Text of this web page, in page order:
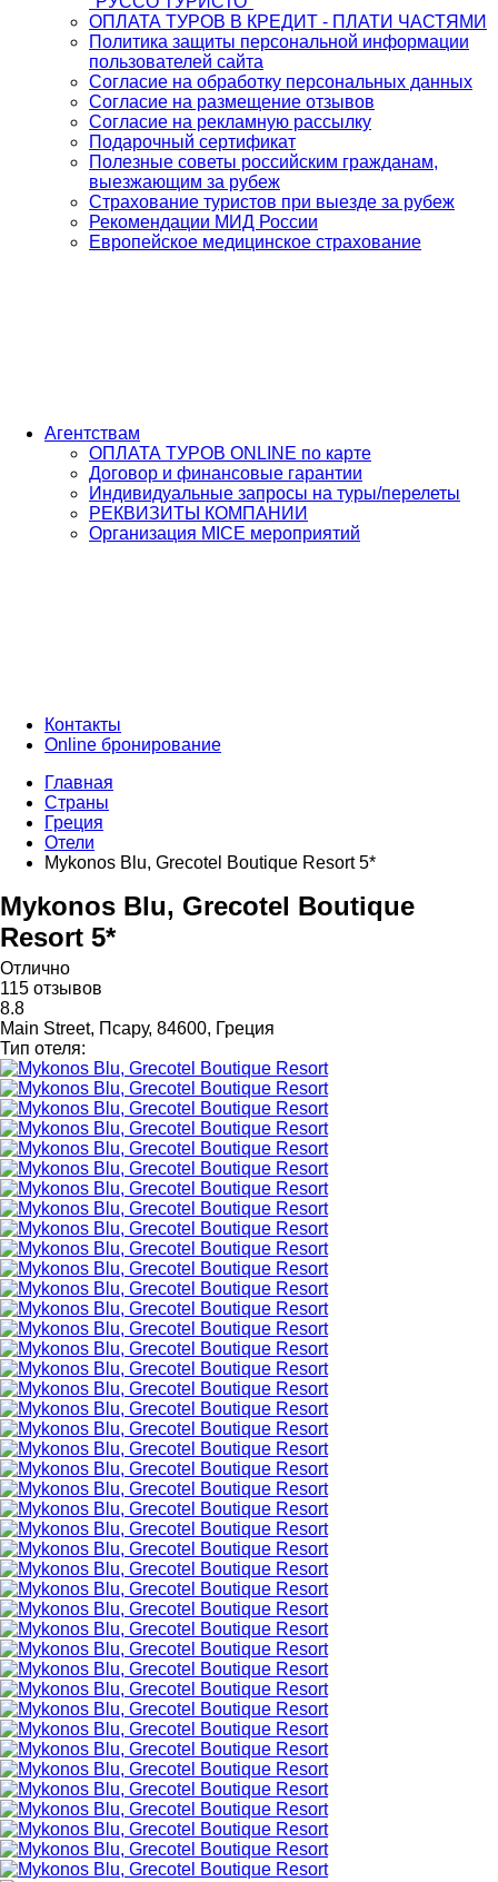
ОПЛАТА ТУРОВ В КРЕДИТ - ПЛАТИ ЧАСТЯМИ
Политика защиты персональной информации
пользователей сайта
Согласие на обработку персональных данных
Согласие на размещение отзывов
Согласие на рекламную рассылку
Подарочный сертификат
Полезные советы российским гражданам,
выезжающим за рубеж
Страхование туристов при выезде за рубеж
Рекомендации МИД России
Европейское медицинское страхование
Агентствам
ОПЛАТА ТУРОВ ONLINE по карте
Договор и финансовые гарантии
Индивидуальные запросы на туры/перелеты
РЕКВИЗИТЫ КОМПАНИИ
Организация MICE мероприятий
Контакты
Online бронирование
Главная
Страны
Греция
Отели
Mykonos Blu, Grecotel Boutique Resort 5*
Mykonos Blu, Grecotel Boutique
Resort 5*
Отлично
115 отзывов
8.8
Main Street, Псару, 84600, Греция
Тип отеля: